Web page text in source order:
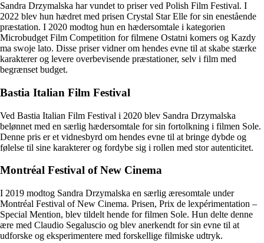
Sandra Drzymalska har vundet to priser ved Polish Film Festival. I
2022 blev hun hædret med prisen Crystal Star Elle for sin enestående
præstation. I 2020 modtog hun en hædersomtale i kategorien
Microbudget Film Competition for filmene Ostatni komers og Kazdy
ma swoje lato. Disse priser vidner om hendes evne til at skabe stærke
karakterer og levere overbevisende præstationer, selv i film med
begrænset budget.
Bastia Italian Film Festival
Ved Bastia Italian Film Festival i 2020 blev Sandra Drzymalska
belønnet med en særlig hædersomtale for sin fortolkning i filmen Sole.
Denne pris er et vidnesbyrd om hendes evne til at bringe dybde og
følelse til sine karakterer og fordybe sig i rollen med stor autenticitet.
Montréal Festival of New Cinema
I 2019 modtog Sandra Drzymalska en særlig æresomtale under
Montréal Festival of New Cinema. Prisen, Prix de lexpérimentation –
Special Mention, blev tildelt hende for filmen Sole. Hun delte denne
ære med Claudio Segaluscio og blev anerkendt for sin evne til at
udforske og eksperimentere med forskellige filmiske udtryk.